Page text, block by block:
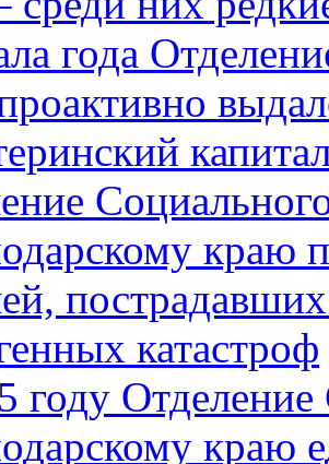
года
краю
катастроф
году
краю